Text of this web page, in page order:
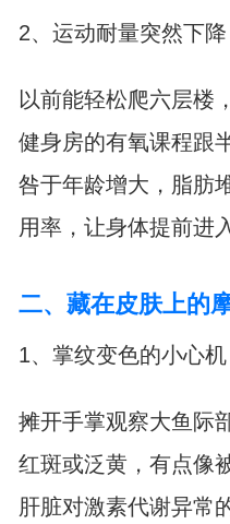
2、运动耐量突然下降
以前能轻松爬六层楼
健身房的有氧课程跟
咎于年龄增大，脂肪
用率，让身体提前进
二、藏在皮肤上的
1、掌纹变色的小心机
摊开手掌观察大鱼际
红斑或泛黄，有点像
肝脏对激素代谢异常